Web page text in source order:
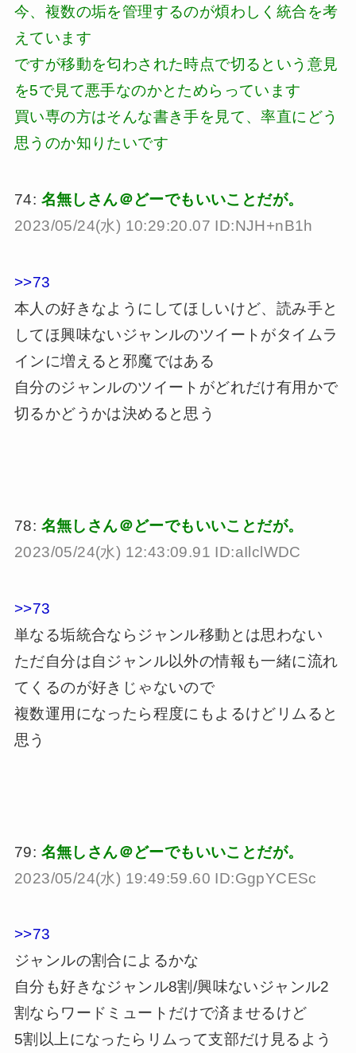
今、複数の垢を管理するのが煩わしく統合を考
えています
ですが移動を匂わされた時点で切るという意見
を5で見て悪手なのかとためらっています
買い専の方はそんな書き手を見て、率直にどう
思うのか知りたいです
74: 名無しさん＠どーでもいいことだが。
2023/05/24(水) 10:29:20.07 ID:NJH+nB1h
>>73
本人の好きなようにしてほしいけど、読み手と
してほ興味ないジャンルのツイートがタイムラ
インに増えると邪魔ではある
自分のジャンルのツイートがどれだけ有用かで
切るかどうかは決めると思う
78: 名無しさん＠どーでもいいことだが。
2023/05/24(水) 12:43:09.91 ID:aIlclWDC
>>73
単なる垢統合ならジャンル移動とは思わない
ただ自分は自ジャンル以外の情報も一緒に流れ
てくるのが好きじゃないので
複数運用になったら程度にもよるけどリムると
思う
79: 名無しさん＠どーでもいいことだが。
2023/05/24(水) 19:49:59.60 ID:GgpYCESc
>>73
ジャンルの割合によるかな
自分も好きなジャンル8割/興味ないジャンル2
割ならワードミュートだけで済ませるけど
5割以上になったらリムって支部だけ見るよう